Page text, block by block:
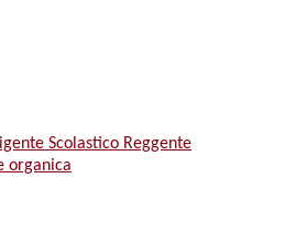
Scolastico Reggente
organica